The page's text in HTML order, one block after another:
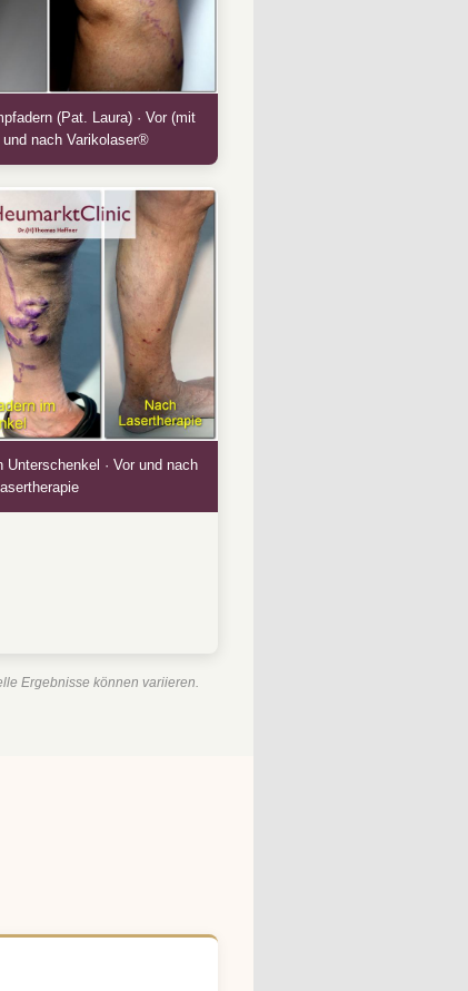
(Pat. Laura) · Vor (mit
und nach Varikolaser®
Unterschenkel · Vor und nach
Ergebnisse können variieren.